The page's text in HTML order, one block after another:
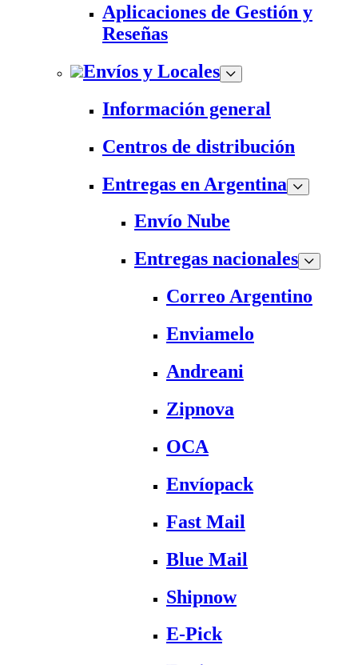
Aplicaciones de Gestión y
Reseñas
Envíos y Locales
Información general
Centros de distribución
Entregas en Argentina
Envío Nube
Entregas nacionales
Correo Argentino
Enviamelo
Andreani
Zipnova
OCA
Envíopack
Fast Mail
Blue Mail
Shipnow
E-Pick